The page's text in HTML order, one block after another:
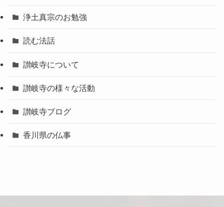
浄土真宗のお勉強
読む法話
讃岐寺について
讃岐寺の様々な活動
讃岐寺ブログ
香川県の仏事